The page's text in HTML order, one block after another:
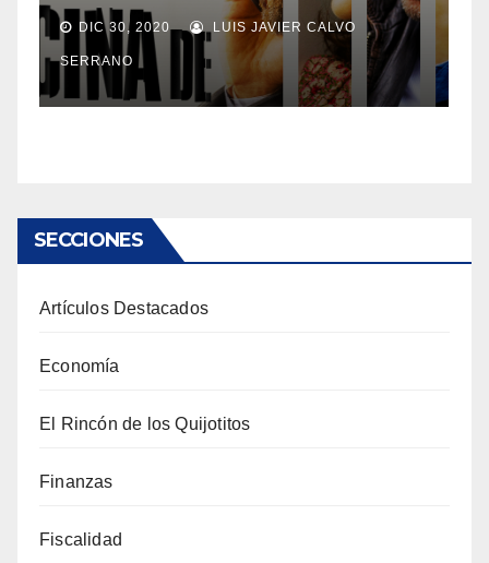
DIC 30, 2020 LUIS JAVIER CALVO
SERRANO
SECCIONES
Artículos Destacados
Economía
El Rincón de los Quijotitos
Finanzas
Fiscalidad